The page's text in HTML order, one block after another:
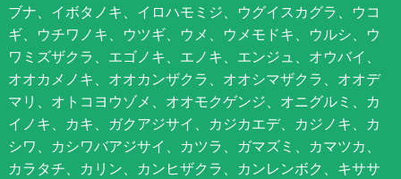
ブナ、イボタノキ、イロハモミジ、ウグイスカグラ、ウコ
ギ、ウチワノキ、ウツギ、ウメ、ウメモドキ、ウルシ、ウ
ワミズザクラ、エゴノキ、エノキ、エンジュ、オウバイ、
オオカメノキ、オオカンザクラ、オオシマザクラ、オオデ
マリ、オトコヨウゾメ、オオモクゲンジ、オニグルミ、カ
イノキ、カキ、ガクアジサイ、カジカエデ、カジノキ、カ
シワ、カシワバアジサイ、カツラ、ガマズミ、カマツカ、
カラタチ、カリン、カンヒザクラ、カンレンボク、キササ